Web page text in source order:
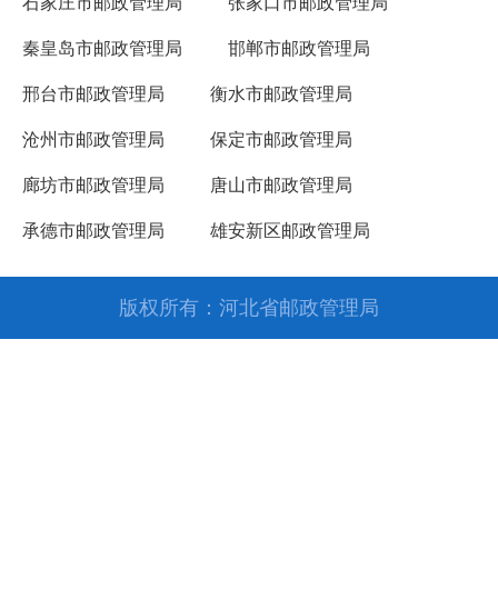
秦皇岛市邮政管理局 邯郸市邮政管理局
邢台市邮政管理局 衡水市邮政管理局
沧州市邮政管理局 保定市邮政管理局
廊坊市邮政管理局 唐山市邮政管理局
承德市邮政管理局 雄安新区邮政管理局
版权所有：河北省邮政管理局